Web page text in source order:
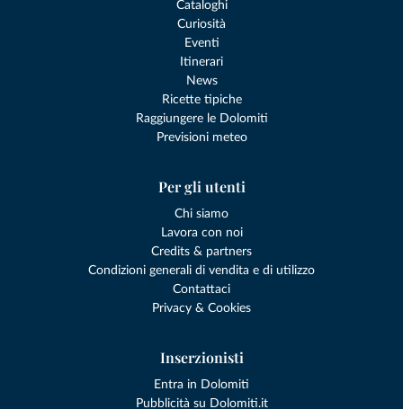
Cataloghi
Curiosità
Eventi
Itinerari
News
Ricette tipiche
Raggiungere le Dolomiti
Previsioni meteo
Per gli utenti
Chi siamo
Lavora con noi
Credits & partners
Condizioni generali di vendita e di utilizzo
Contattaci
Privacy & Cookies
Inserzionisti
Entra in Dolomiti
Pubblicità su Dolomiti.it